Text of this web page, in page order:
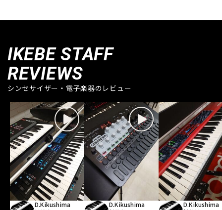
IKEBE STAFF
REVIEWS
シンセサイザー・電子楽器のレビュー
D.Kikushima D.Kikushima D.Kikushima